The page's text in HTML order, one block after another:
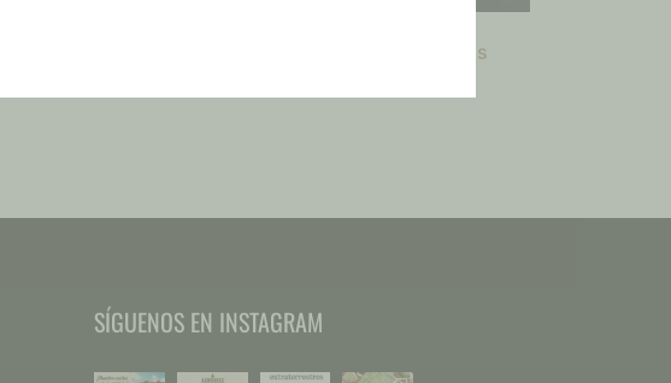
Notocactus uebelmanianus
SÍGUENOS EN INSTAGRAM